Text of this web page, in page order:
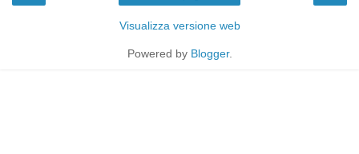
Visualizza versione web
Powered by Blogger.